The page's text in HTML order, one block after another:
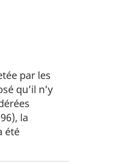
par les
qu’il n’y
la
été